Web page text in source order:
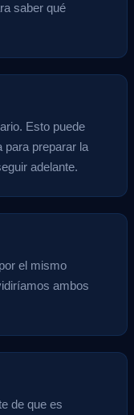
saber qué
Esto puede
para preparar la
adelante.
el mismo
ambos
de que es